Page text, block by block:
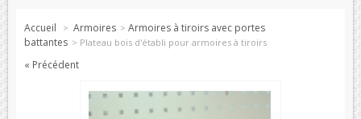
Accueil > Armoires > Armoires à tiroirs avec portes
battantes > Plateau bois d'établi pour armoires à tiroirs
« Précédent